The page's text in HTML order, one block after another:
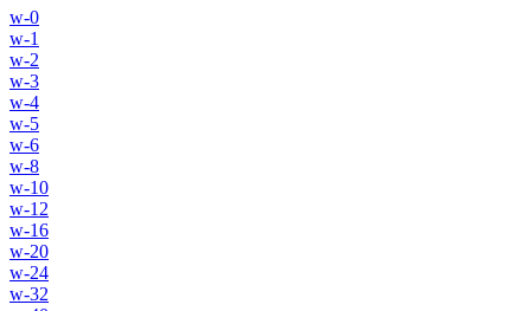
w-0
w-1
w-2
w-3
w-4
w-5
w-6
w-8
w-10
w-12
w-16
w-20
w-24
w-32